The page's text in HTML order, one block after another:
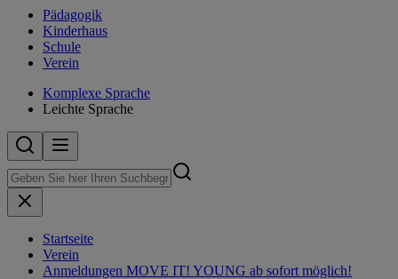
Pädagogik
Kinderhaus
Schule
Verein
Komplexe Sprache
Leichte Sprache
Startseite
Verein
Anmeldungen MOVE IT! YOUNG ab sofort möglich!